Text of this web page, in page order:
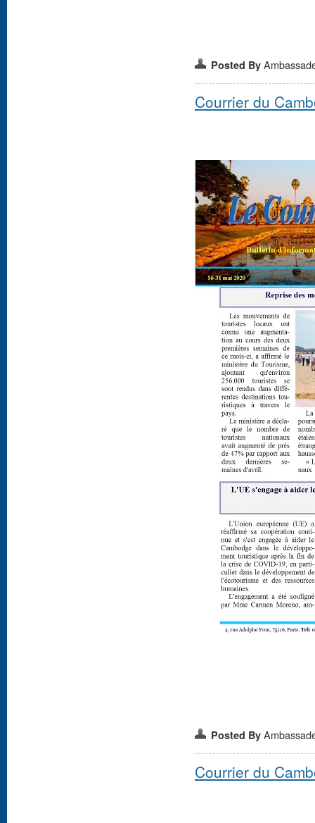
Posted By
Courrier du
Posted By
Courrier du